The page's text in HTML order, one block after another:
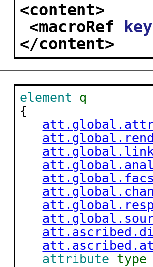
<content>
<macroRef key
</content>
element q
{
attribute type